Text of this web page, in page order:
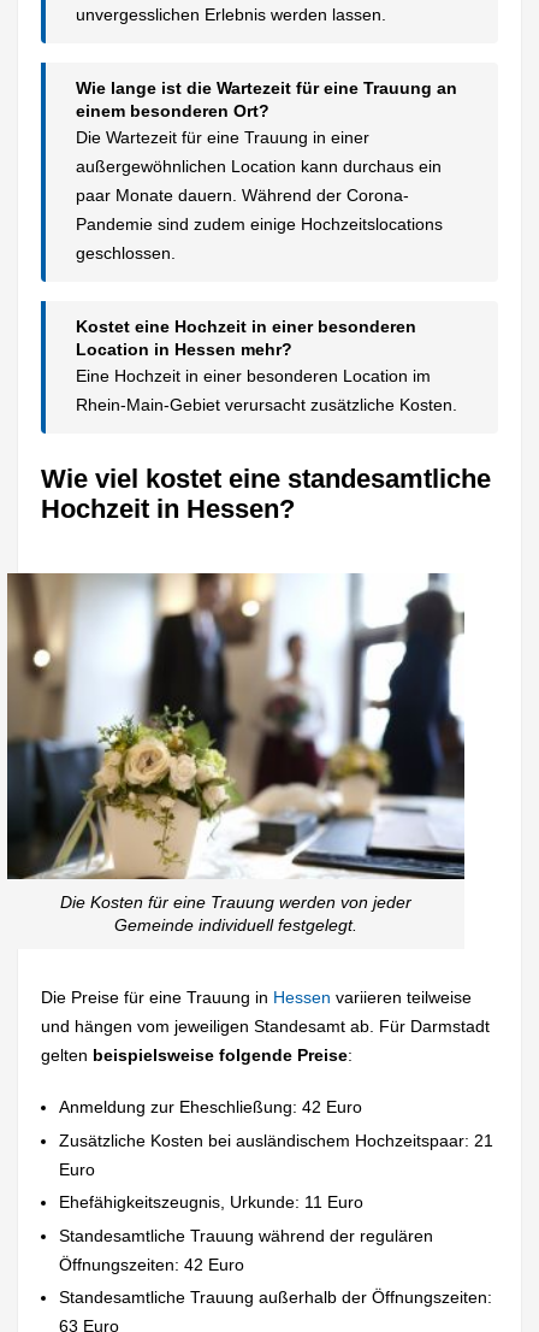
unvergesslichen Erlebnis werden lassen.
Wie lange ist die Wartezeit für eine Trauung an
einem besonderen Ort?
Die Wartezeit für eine Trauung in einer
außergewöhnlichen Location kann durchaus ein
paar Monate dauern. Während der Corona-
Pandemie sind zudem einige Hochzeitslocations
geschlossen.
Kostet eine Hochzeit in einer besonderen
Location in Hessen mehr?
Eine Hochzeit in einer besonderen Location im
Rhein-Main-Gebiet verursacht zusätzliche Kosten.
Wie viel kostet eine standesamtliche
Hochzeit in Hessen?
Die Kosten für eine Trauung werden von jeder
Gemeinde individuell festgelegt.
Die Preise für eine Trauung in Hessen variieren teilweise
und hängen vom jeweiligen Standesamt ab. Für Darmstadt
gelten beispielsweise folgende Preise:
Anmeldung zur Eheschließung: 42 Euro
Zusätzliche Kosten bei ausländischem Hochzeitspaar: 21
Euro
Ehefähigkeitszeugnis, Urkunde: 11 Euro
Standesamtliche Trauung während der regulären
Öffnungszeiten: 42 Euro
Standesamtliche Trauung außerhalb der Öffnungszeiten:
63 Euro